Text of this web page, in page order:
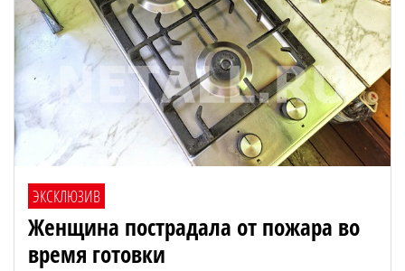
ЭКСКЛЮЗИВ
Женщина пострадала от пожара во
время готовки